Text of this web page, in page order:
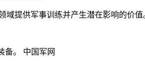
提供军事训练并产生潜在影响的价值
备。 中国军网